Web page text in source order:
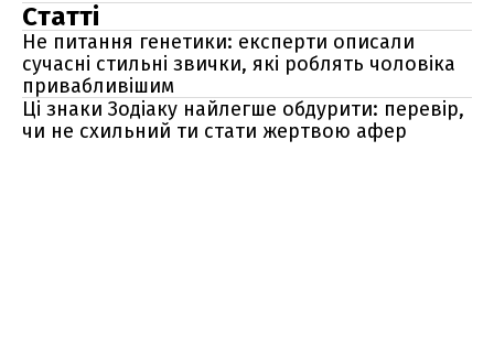
Статті
Не питання генетики: експерти описали
сучасні стильні звички, які роблять чоловіка
привабливішим
Ці знаки Зодіаку найлегше обдурити: перевір,
чи не схильний ти стати жертвою афер